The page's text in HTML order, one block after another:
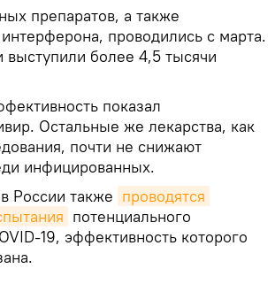
препаратов, а также
проводились с марта.
более 4,5 тысячи
показал
Остальные же лекарства, как
почти не снижают
инфицированных.
России также проводятся
потенциального
19, эффективность которого